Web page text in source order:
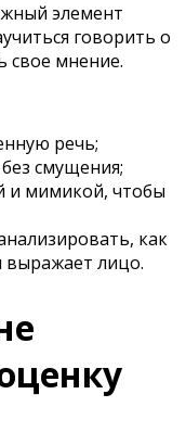
элемент
говорить о
свое мнение.
речь;
смущения;
и мимикой, чтобы
как
выражает лицо.